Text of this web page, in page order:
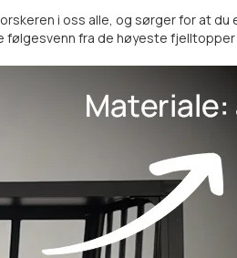
i oss alle, og sørger for at du
fra de høyeste fjelltopper